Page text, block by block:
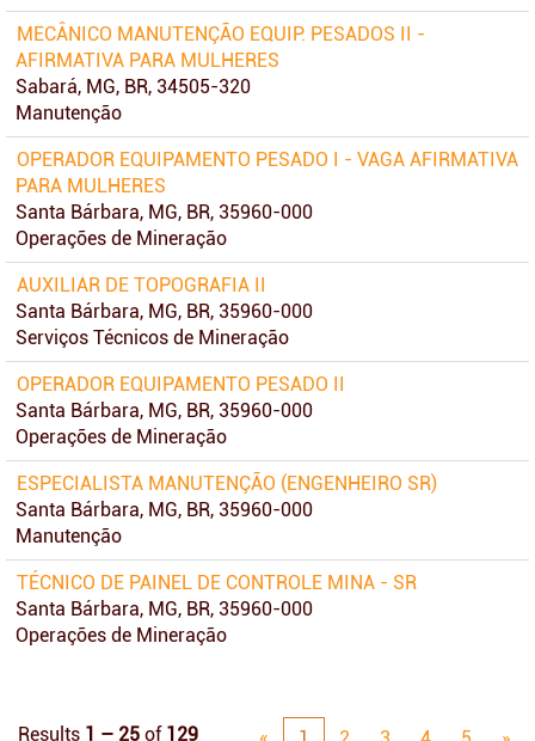
MECÂNICO MANUTENÇÃO EQUIP. PESADOS II -
AFIRMATIVA PARA MULHERES
Sabará, MG, BR, 34505-320
Manutenção
OPERADOR EQUIPAMENTO PESADO I - VAGA AFIRMATIVA
PARA MULHERES
Santa Bárbara, MG, BR, 35960-000
Operações de Mineração
AUXILIAR DE TOPOGRAFIA II
Santa Bárbara, MG, BR, 35960-000
Serviços Técnicos de Mineração
OPERADOR EQUIPAMENTO PESADO II
Santa Bárbara, MG, BR, 35960-000
Operações de Mineração
ESPECIALISTA MANUTENÇÃO (ENGENHEIRO SR)
Santa Bárbara, MG, BR, 35960-000
Manutenção
TÉCNICO DE PAINEL DE CONTROLE MINA - SR
Santa Bárbara, MG, BR, 35960-000
Operações de Mineração
Results 1 – 25 of 129